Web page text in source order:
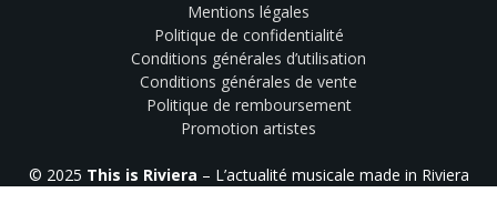
Mentions légales
Politique de confidentialité
Conditions générales d’utilisation
Conditions générales de vente
Politique de remboursement
Promotion artistes
© 2025 This is Riviera – L’actualité musicale made in Riviera